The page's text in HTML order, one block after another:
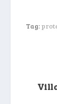
Tag: